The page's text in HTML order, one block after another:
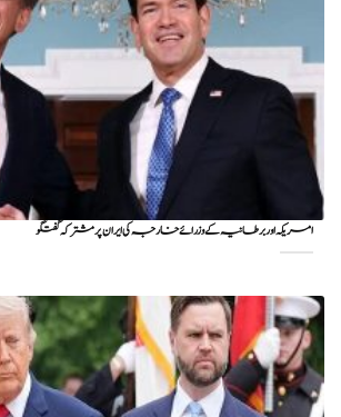
امریکہ اور برطانیہ کے وزرائے خارجہ کی ایران پر مشترکہ گفتگو